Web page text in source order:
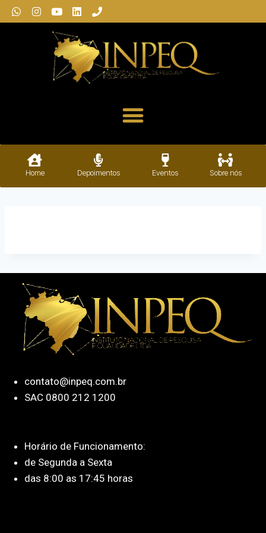
Home Depoimentos Eventos Sobre nós
contato@inpeq.com.br
SAC 0800 212 1200
Horário de Funcionamento:
de Segunda a Sexta
das 8:00 as 17:45 horas